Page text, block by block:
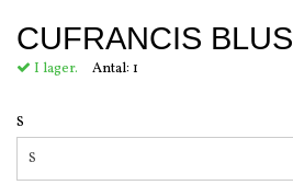
CUFRANCIS BLUS
I lager. Antal: 1
S
S